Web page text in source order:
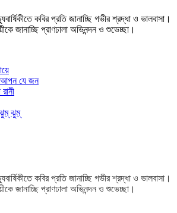
কবির প্রতি জানাচ্ছি গভীর শ্রদ্ধা ও ভালবাসা।
জানাচ্ছি প্রাণঢালা অভিনন্দন ও শুভেচ্ছা।
আপন যে জন
ঝুম্
কবির প্রতি জানাচ্ছি গভীর শ্রদ্ধা ও ভালবাসা।
জানাচ্ছি প্রাণঢালা অভিনন্দন ও শুভেচ্ছা।